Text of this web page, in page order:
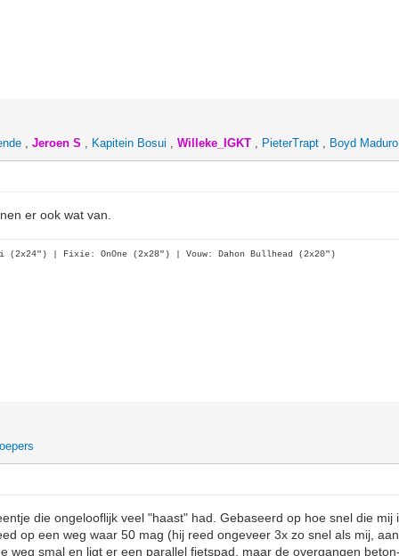
,Jeroen S , Kapitein Bosui ,Willeke_IGKT , PieterTrapt , Boyd Maduro
er ook wat van.
(2x24") | Fixie: OnOne (2x28") | Vouw: Dahon Bullhead (2x20")
die ongelooflijk veel "haast" had. Gebaseerd op hoe snel die mij
op een weg waar 50 mag (hij reed ongeveer 3x zo snel als mij,
weg smal en ligt er een parallel fietspad, maar de overgangen